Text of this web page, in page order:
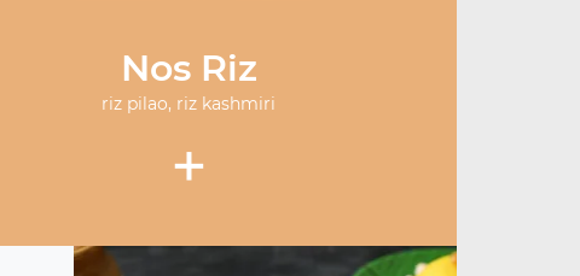
Nos Riz
riz pilao, riz kashmiri
+